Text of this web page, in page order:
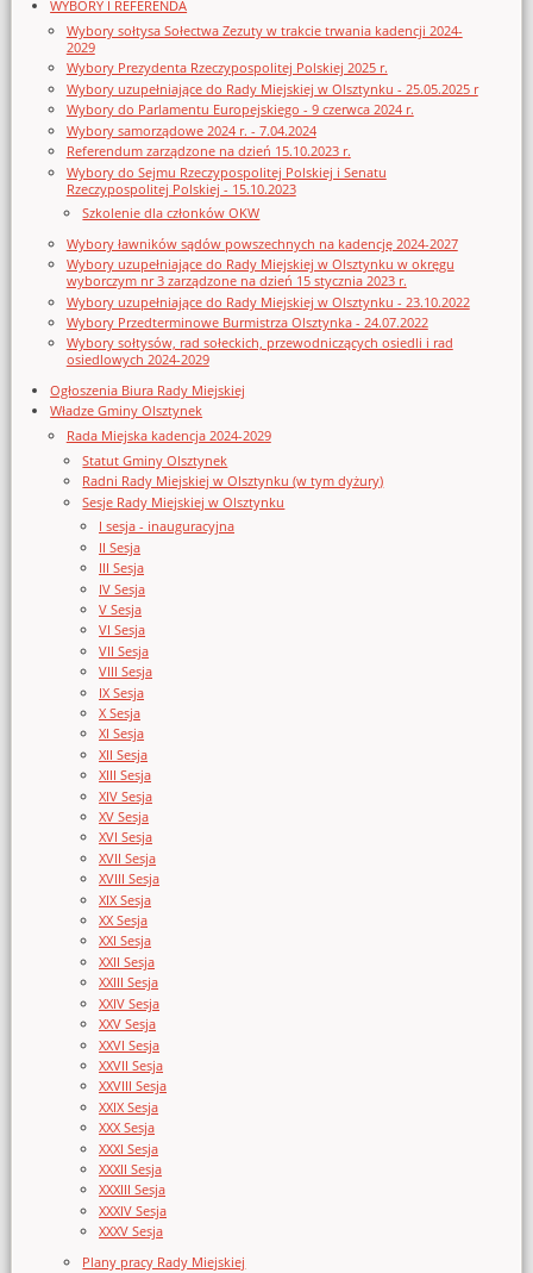
WYBORY I REFERENDA
Wybory sołtysa Sołectwa Zezuty w trakcie trwania kadencji 2024-
2029
Wybory Prezydenta Rzeczypospolitej Polskiej 2025 r.
Wybory uzupełniające do Rady Miejskiej w Olsztynku - 25.05.2025 r
Wybory do Parlamentu Europejskiego - 9 czerwca 2024 r.
Wybory samorządowe 2024 r. - 7.04.2024
Referendum zarządzone na dzień 15.10.2023 r.
Wybory do Sejmu Rzeczypospolitej Polskiej i Senatu
Rzeczypospolitej Polskiej - 15.10.2023
Szkolenie dla członków OKW
Wybory ławników sądów powszechnych na kadencję 2024-2027
Wybory uzupełniające do Rady Miejskiej w Olsztynku w okręgu
wyborczym nr 3 zarządzone na dzień 15 stycznia 2023 r.
Wybory uzupełniające do Rady Miejskiej w Olsztynku - 23.10.2022
Wybory Przedterminowe Burmistrza Olsztynka - 24.07.2022
Wybory sołtysów, rad sołeckich, przewodniczących osiedli i rad
osiedlowych 2024-2029
Ogłoszenia Biura Rady Miejskiej
Władze Gminy Olsztynek
Rada Miejska kadencja 2024-2029
Statut Gminy Olsztynek
Radni Rady Miejskiej w Olsztynku (w tym dyżury)
Sesje Rady Miejskiej w Olsztynku
I sesja - inauguracyjna
II Sesja
III Sesja
IV Sesja
V Sesja
VI Sesja
VII Sesja
VIII Sesja
IX Sesja
X Sesja
XI Sesja
XII Sesja
XIII Sesja
XIV Sesja
XV Sesja
XVI Sesja
XVII Sesja
XVIII Sesja
XIX Sesja
XX Sesja
XXI Sesja
XXII Sesja
XXIII Sesja
XXIV Sesja
XXV Sesja
XXVI Sesja
XXVII Sesja
XXVIII Sesja
XXIX Sesja
XXX Sesja
XXXI Sesja
XXXII Sesja
XXXIII Sesja
XXXIV Sesja
XXXV Sesja
Plany pracy Rady Miejskiej